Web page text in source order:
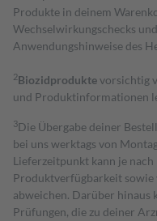
Produkte in deinem
Wechselwirkungschecks
Anwendungshinweise des
2Biozidproduktevorsichtig
und Produktinformationen
3Die Übergabe deiner
bei uns werktags von
Lieferzeitpunkt kann je
Produktverfügbarkeit sowie
abweichen. Darüber hinaus
Prüfungen, die zu deiner